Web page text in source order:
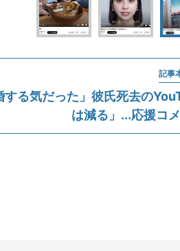
記事
する気だった」彼氏死去の
は減る」...応援コ